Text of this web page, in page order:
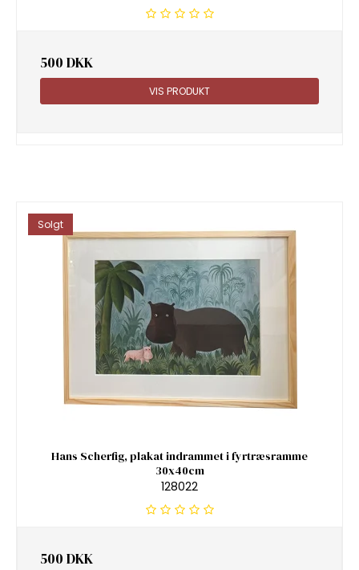
500 DKK
VIS PRODUKT
Solgt
Hans Scherfig, plakat indrammet i fyrtræsramme
30x40cm
128022
500 DKK